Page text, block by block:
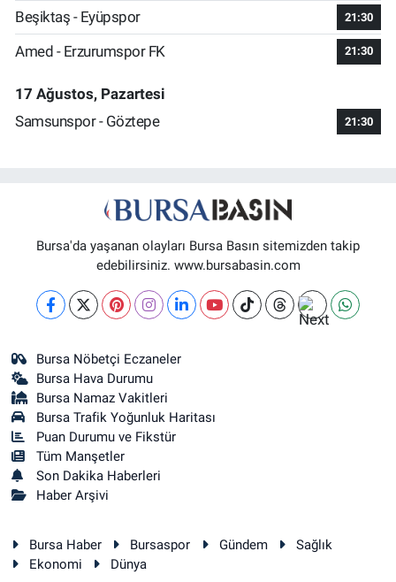
Beşiktaş - Eyüpspor 21:30
Amed - Erzurumspor FK 21:30
17 Ağustos, Pazartesi
Samsunspor - Göztepe
21:30
Bursa'da yaşanan olayları Bursa Basın sitemizden takip
edebilirsiniz. www.bursabasin.com
Bursa Nöbetçi Eczaneler
Bursa Hava Durumu
Bursa Namaz Vakitleri
Bursa Trafik Yoğunluk Haritası
Puan Durumu ve Fikstür
Tüm Manşetler
Son Dakika Haberleri
Haber Arşivi
Bursa Haber Bursaspor Gündem
Sağlık
Ekonomi
Dünya